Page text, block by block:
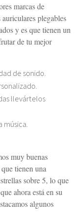
marcas de
plegables
y es que tienen un
de tu mejor
de sonido.
llevártelos
música.
muy buenas
tienen una
sobre 5, lo que
ahora está en su
algunos